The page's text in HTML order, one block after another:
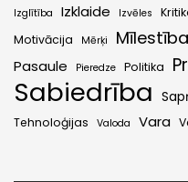
Izglītība
Izklaide Izvēles
Motivācija
Mērķi Mīlestība
Pasaule Pieredze Politika
Sabiedrība
Tehnoloģijas Valoda Vara